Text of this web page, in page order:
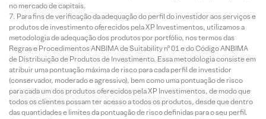
no mercado de capitais.
Para fins de verificação da adequação do perfil do investidor aos serviços e
produtos de investimento oferecidos pela XP Investimentos, utilizamos a
metodologia de adequação dos produtos por portfólio, nos termos das
Regras e Procedimentos ANBIMA de Suitability nº 01 e do Código ANBIMA
de Distribuição de Produtos de Investimento. Essa metodologia consiste em
atribuir uma pontuação máxima de risco para cada perfil de investidor
(conservador, moderado e agressivo), bem como uma pontuação de risco
para cada um dos produtos oferecidos pela XP Investimentos, de modo que
todos os clientes possam ter acesso a todos os produtos, desde que dentro
das quantidades e limites da pontuação de risco definidas para o seu perfil.